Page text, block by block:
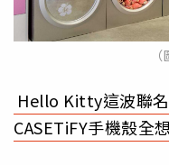
Hello Kitty這波聯名
CASETiFY手機殼全